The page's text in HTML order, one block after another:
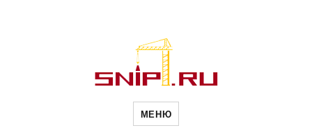
Новости
МЕНЮ